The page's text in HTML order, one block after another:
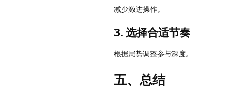
减少激进操作。
3. 选择合适节奏
根据局势调整参与深度。
五、总结